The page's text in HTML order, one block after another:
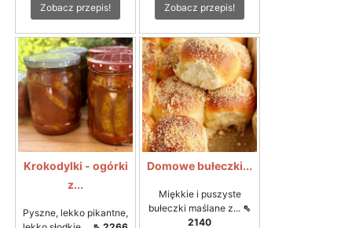
Zobacz przepis! Zobacz przepis!
Krokodylki - ogórki
z...
Pyszne, lekko pikantne,
Domowe bułeczki...
Miękkie i puszyste
bułeczki maślane z... ⇖
2140